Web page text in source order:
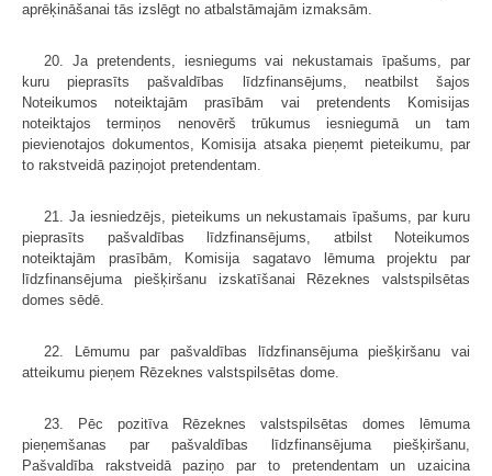
aprēķināšanai tās izslēgt no atbalstāmajām izmaksām.
20. Ja pretendents, iesniegums vai nekustamais īpašums, par
kuru pieprasīts pašvaldības līdzfinansējums, neatbilst šajos
Noteikumos noteiktajām prasībām vai pretendents Komisijas
noteiktajos termiņos nenovērš trūkumus iesniegumā un tam
pievienotajos dokumentos, Komisija atsaka pieņemt pieteikumu, par
to rakstveidā paziņojot pretendentam.
21. Ja iesniedzējs, pieteikums un nekustamais īpašums, par kuru
pieprasīts pašvaldības līdzfinansējums, atbilst Noteikumos
noteiktajām prasībām, Komisija sagatavo lēmuma projektu par
līdzfinansējuma piešķiršanu izskatīšanai Rēzeknes valstspilsētas
domes sēdē.
22. Lēmumu par pašvaldības līdzfinansējuma piešķiršanu vai
atteikumu pieņem Rēzeknes valstspilsētas dome.
23. Pēc pozitīva Rēzeknes valstspilsētas domes lēmuma
pieņemšanas par pašvaldības līdzfinansējuma piešķiršanu,
Pašvaldība rakstveidā paziņo par to pretendentam un uzaicina